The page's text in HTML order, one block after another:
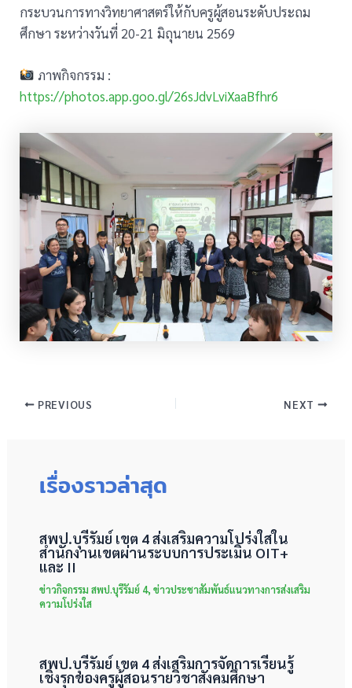
กระบวนการทางวิทยาศาสตร์ให้กับครูผู้สอนระดับประถม
ศึกษา ระหว่างวันที่ 20-21 มิถุนายน 2569
ภาพกิจกรรม :
https://photos.app.goo.gl/26sJdvLviXaaBfhr6
PREVIOUS NEXT
เรื่องราวล่าสุด
สพป.บุรีรัมย์ เขต 4 ส่งเสริมความโปร่งใสใน
สำนักงานเขตผ่านระบบการประเมิน OIT+
และ II
ข่าวกิจกรรม สพป.บุรีรัมย์ 4, ข่าวประชาสัมพันธ์แนวทางการส่งเสริม
ความโปร่งใส
สพป.บุรีรัมย์ เขต 4 ส่งเสริมการจัดการเรียนรู้
เชิงรุกของครูผู้สอนรายวิชาสังคมศึกษา